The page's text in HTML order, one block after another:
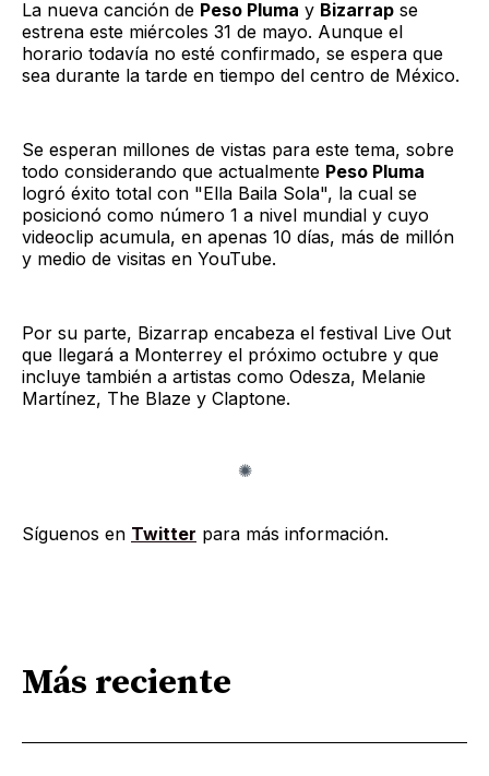
La nueva canción de Peso Pluma y Bizarrap se
estrena este miércoles 31 de mayo. Aunque el
horario todavía no esté confirmado, se espera que
sea durante la tarde en tiempo del centro de México.
Se esperan millones de vistas para este tema, sobre
todo considerando que actualmente Peso Pluma
logró éxito total con "Ella Baila Sola", la cual se
posicionó como número 1 a nivel mundial y cuyo
videoclip acumula, en apenas 10 días, más de millón
y medio de visitas en YouTube.
Por su parte, Bizarrap encabeza el festival Live Out
que llegará a Monterrey el próximo octubre y que
incluye también a artistas como Odesza, Melanie
Martínez, The Blaze y Claptone.
Síguenos en Twitter para más información.
Más reciente